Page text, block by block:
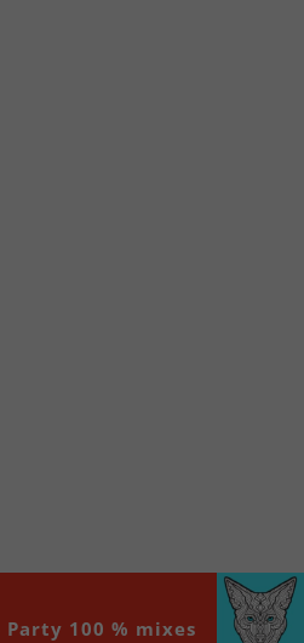
accessibles en un clic!
00:00
Party 100 % mixes